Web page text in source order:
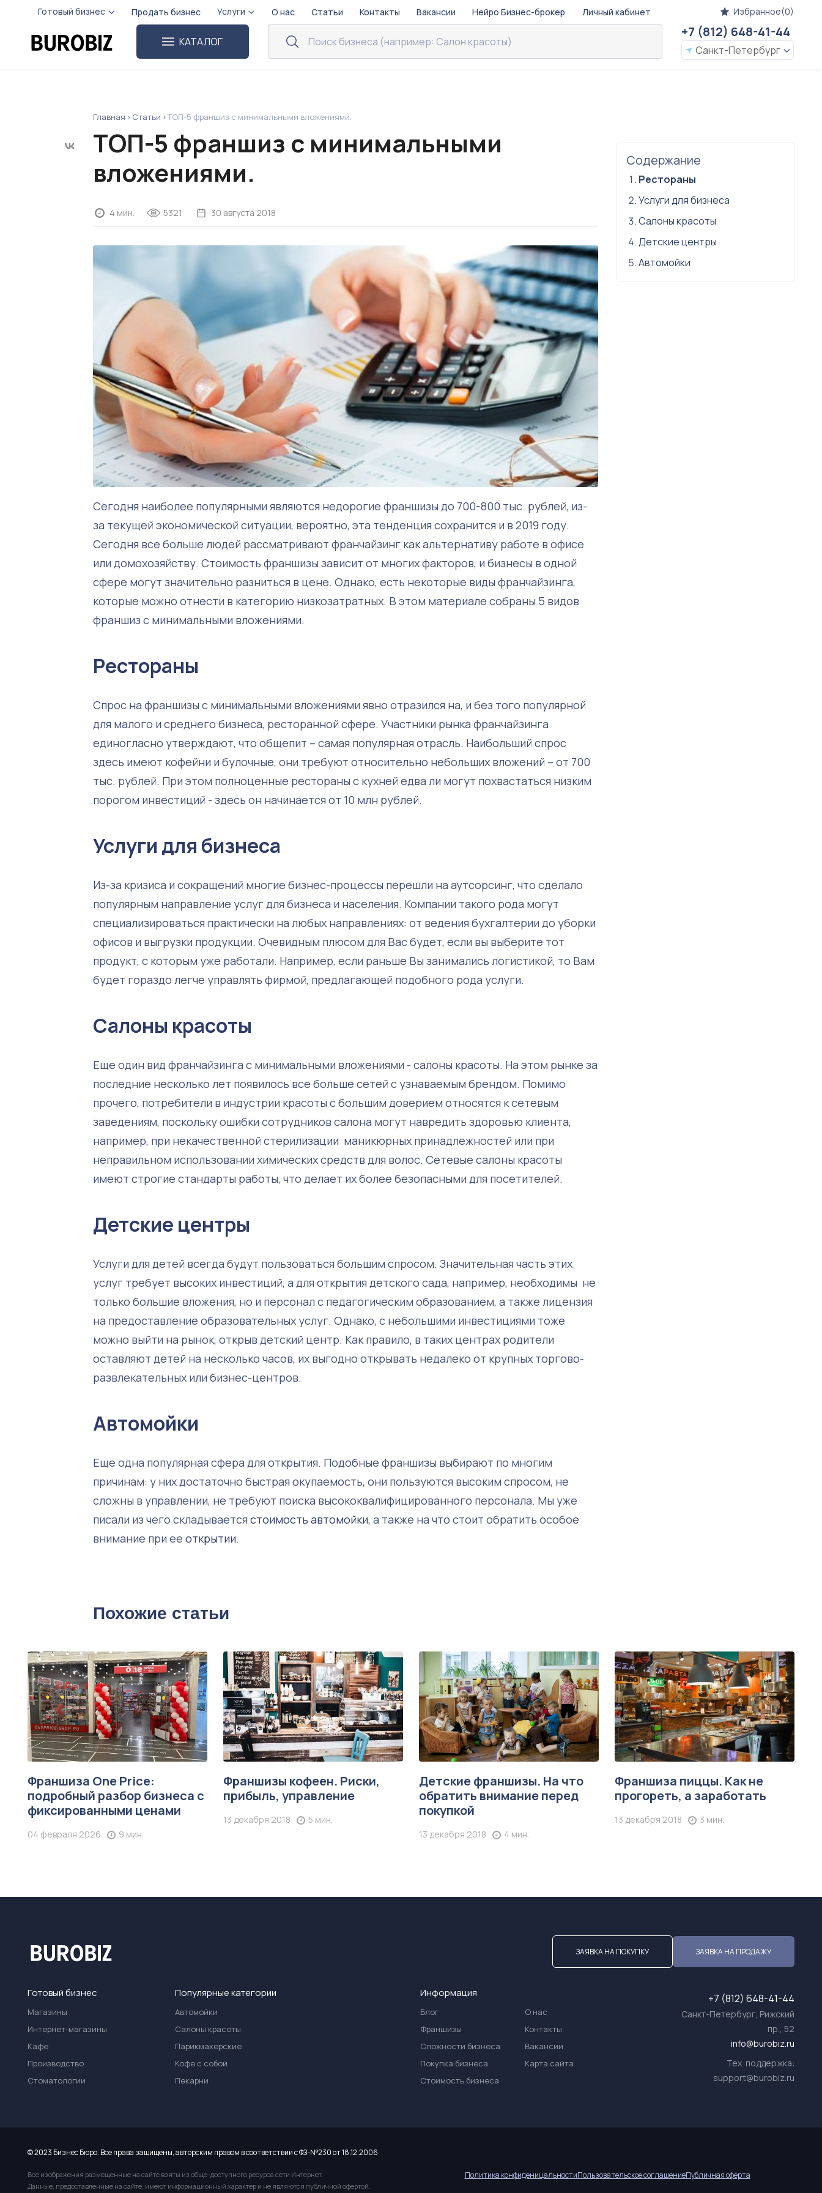
Готовый бизнес Продать бизнес Услуги О нас Статьи Контакты Вакансии Нейро Бизнес-брокер Личный кабинет Избранное(0)
КАТАЛОГ
+7 (812) 648-41-44
Санкт-Петербург
Главная Статьи ТОП-5 франшиз с минимальными вложениями.
ТОП-5 франшиз с минимальными
вложениями.
4 мин. 5321 30 августа 2018
Сегодня наиболее популярными являются недорогие франшизы до 700-800 тыс. рублей, из-
за текущей экономической ситуации, вероятно, эта тенденция сохранится и в 2019 году.
Сегодня все больше людей рассматривают франчайзинг как альтернативу работе в офисе
или домохозяйству. Стоимость франшизы зависит от многих факторов, и бизнесы в одной
сфере могут значительно разниться в цене. Однако, есть некоторые виды франчайзинга,
которые можно отнести в категорию низкозатратных. В этом материале собраны 5 видов
франшиз с минимальными вложениями.
Рестораны
Спрос на франшизы с минимальными вложениями явно отразился на, и без того популярной
для малого и среднего бизнеса, ресторанной сфере. Участники рынка франчайзинга
единогласно утверждают, что общепит – самая популярная отрасль. Наибольший спрос
здесь имеют кофейни и булочные, они требуют относительно небольших вложений – от 700
тыс. рублей. При этом полноценные рестораны с кухней едва ли могут похвастаться низким
порогом инвестиций - здесь он начинается от 10 млн рублей.
Услуги для бизнеса
Из-за кризиса и сокращений многие бизнес-процессы перешли на аутсорсинг, что сделало
популярным направление услуг для бизнеса и населения. Компании такого рода могут
специализироваться практически на любых направлениях: от ведения бухгалтерии до уборки
офисов и выгрузки продукции. Очевидным плюсом для Вас будет, если вы выберите тот
продукт, с которым уже работали. Например, если раньше Вы занимались логистикой, то Вам
будет гораздо легче управлять фирмой, предлагающей подобного рода услуги.
Салоны красоты
Еще один вид франчайзинга с минимальными вложениями - салоны красоты. На этом рынке за
последние несколько лет появилось все больше сетей с узнаваемым брендом. Помимо
прочего, потребители в индустрии красоты с большим доверием относятся к сетевым
заведениям, поскольку ошибки сотрудников салона могут навредить здоровью клиента,
например, при некачественной стерилизации маникюрных принадлежностей или при
неправильном использовании химических средств для волос. Сетевые салоны красоты
имеют строгие стандарты работы, что делает их более безопасными для посетителей.
Детские центры
Услуги для детей всегда будут пользоваться большим спросом. Значительная часть этих
услуг требует высоких инвестиций, а для открытия детского сада, например, необходимы не
только большие вложения, но и персонал с педагогическим образованием, а также лицензия
на предоставление образовательных услуг. Однако, с небольшими инвестициями тоже
можно выйти на рынок, открыв детский центр. Как правило, в таких центрах родители
оставляют детей на несколько часов, их выгодно открывать недалеко от крупных торгово-
развлекательных или бизнес-центров.
Автомойки
Еще одна популярная сфера для открытия. Подобные франшизы выбирают по многим
причинам: у них достаточно быстрая окупаемость, они пользуются высоким спросом, не
сложны в управлении, не требуют поиска высококвалифицированного персонала. Мы уже
писали из чего складывается стоимость автомойки, а также на что стоит обратить особое
внимание при ее открытии.
Содержание
Рестораны
Услуги для бизнеса
Салоны красоты
Детские центры
Автомойки
Похожие статьи
Франшиза One Price:
подробный разбор бизнеса с
фиксированными ценами
04 февраля 2026 9 мин.
Франшизы кофеен. Риски,
прибыль, управление
13 декабря 2018 5 мин.
Детские франшизы. На что
обратить внимание перед
покупкой
13 декабря 2018 4 мин.
Франшиза пиццы. Как не
прогореть, а заработать
13 декабря 2018 3 мин.
ЗАЯВКА НА ПОКУПКУ ЗАЯВКА НА ПРОДАЖУ
+7 (812) 648-41-44
Санкт-Петербург, Рижский
пр., 52
info@burobiz.ru
Тех. поддержка:
support@burobiz.ru
Готовый бизнес
Магазины
Интернет-магазины
Кафе
Производство
Стоматологии
Популярные категории
Автомойки
Салоны красоты
Парикмахерские
Кофе с собой
Пекарни
Информация
Блог
Франшизы
Сложности бизнеса
Покупка бизнеса
Стоимость бизнеса
О нас
Контакты
Вакансии
Карта сайта
© 2023 Бизнес Бюро. Все права защищены, авторским правом в соответствии с ФЗ-№230 от 18.12.2006
Все изображения размещенные на сайте взяты из обще-доступного ресурса сети Интернет.
Данные, предоставленные на сайте, имеют информационный характер и не являются публичной офертой.
Политика конфиденицальностиПользовательское соглашениеПубличная оферта